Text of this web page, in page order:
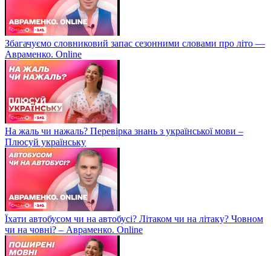
Збагачуємо словниковий запас сезонними словами про літо —
Авраменко. Online
На жаль чи нажаль? Перевірка знань з української мови –
Плюсуй українську
Їхати автобусом чи на автобусі? Літаком чи на літаку? Човном
чи на човні? – Авраменко. Online